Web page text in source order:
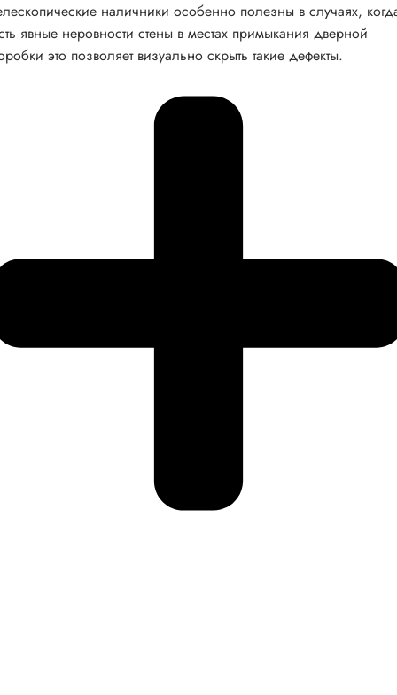
наличники особенно полезны в случаях,
явные неровности стены в местах примыкания дверной
это позволяет визуально скрыть такие дефекты.